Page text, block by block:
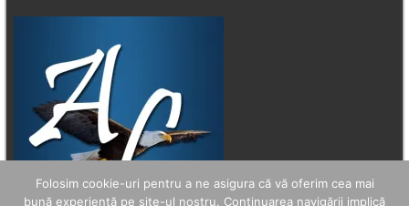
Folosim cookie-uri pentru a ne asigura că vă oferim cea mai
bună experiență pe site-ul nostru. Continuarea navigării implică